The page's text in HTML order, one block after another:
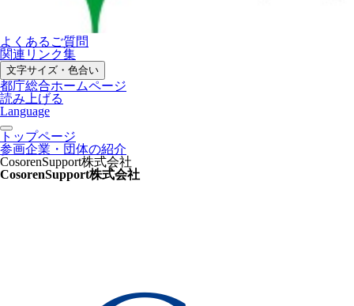
よくあるご質問
関連リンク集
文字サイズ・色合い
都庁総合ホームページ
読み上げる
Language
トップページ
参画企業・団体の紹介
CosorenSupport株式会社
CosorenSupport株式会社